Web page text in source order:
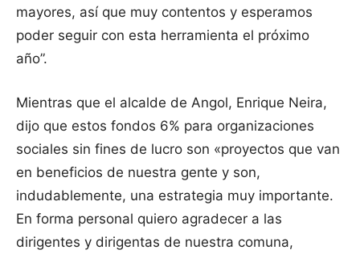
mayores, así que muy contentos y esperamos
poder seguir con esta herramienta el próximo
año”.
Mientras que el alcalde de Angol, Enrique Neira,
dijo que estos fondos 6% para organizaciones
sociales sin fines de lucro son «proyectos que van
en beneficios de nuestra gente y son,
indudablemente, una estrategia muy importante.
En forma personal quiero agradecer a las
dirigentes y dirigentas de nuestra comuna,